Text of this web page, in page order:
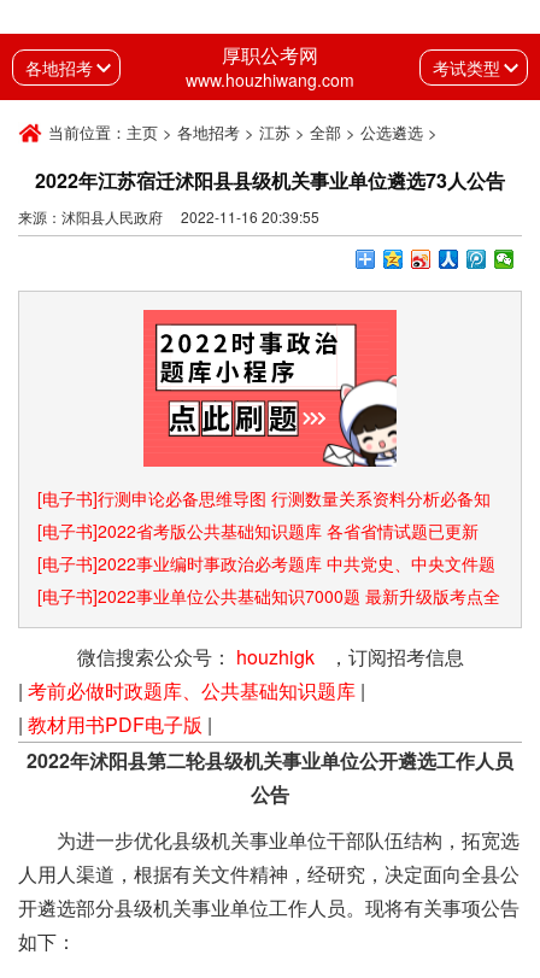
各地招考 厚职公考网
www.houzhiwang.com 考试类型
当前位置： 主页 > 各地招考 > 江苏 > 全部 > 公选遴选 >
2022年江苏宿迁沭阳县县级机关事业单位遴选73人公告
来源：沭阳县人民政府 2022-11-16 20:39:55
[电子书]行测申论必备思维导图 行测数量关系资料分析必备知
识点和速算技巧
[电子书]2022省考版公共基础知识题库 各省省情试题已更新
[电子书]2022事业编时事政治必考题库 中共党史、中央文件题
库已更新
[电子书]2022事业单位公共基础知识7000题 最新升级版考点全
覆盖
微信搜索公众号： houzhigk，订阅招考信息
| 考前必做时政题库、公共基础知识题库 |
| 教材用书PDF电子版 |
2022年沭阳县第二轮县级机关事业单位公开遴选工作人员
公告
为进一步优化县级机关事业单位干部队伍结构，拓宽选
人用人渠道，根据有关文件精神，经研究，决定面向全县公
开遴选部分县级机关事业单位工作人员。现将有关事项公告
如下：